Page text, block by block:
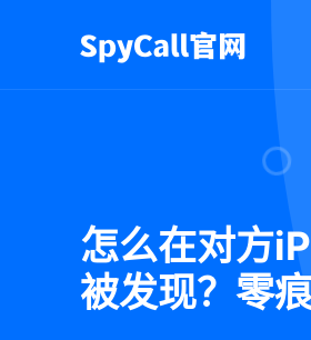
怎么在对方
被发现？零